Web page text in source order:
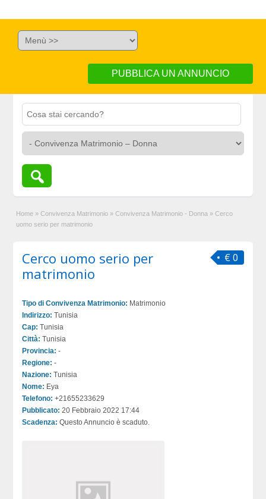
PUBBLICA UN ANNUNCIO
Home » Convivenza Matrimonio » Convivenza Matrimonio - Donna » Cerco
uomo serio per matrimonio
€ 0
Cerco uomo serio per
matrimonio
Tipo di Convivenza Matrimonio: Matrimonio
Indirizzo: Tunisia
Cap: Tunisia
Città: Tunisia
Provincia: -
Regione: -
Nazione: Tunisia
Nome: Eya
Telefono: +21655233629
Pubblicato: 20 Febbraio 2022 17:44
Scadenza: Questo Annuncio è scaduto.